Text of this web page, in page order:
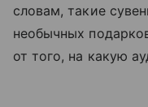
словам, такие
необычных
от того, на какую